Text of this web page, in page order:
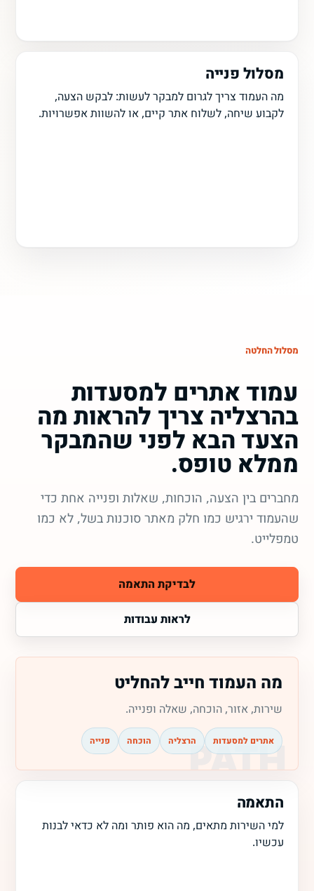
מסלול פנייה
מה העמוד צריך לגרום למבקר לעשות: לבקש הצעה,
לקבוע שיחה, לשלוח אתר קיים, או להשוות אפשרויות.
מסלול החלטה
עמוד אתרים למסעדות
בהרצליה צריך להראות מה
הצעד הבא לפני שהמבקר
ממלא טופס.
מחברים בין הצעה, הוכחות, שאלות ופנייה אחת כדי
שהעמוד ירגיש כמו חלק מאתר סוכנות בשל, לא כמו
טמפלייט.
לבדיקת התאמה
לראות עבודות
מה העמוד חייב להחליט
שירות, אזור, הוכחה, שאלה ופנייה.
אתרים למסעדות הרצליה הוכחה פנייה
התאמה
למי השירות מתאים, מה הוא פותר ומה לא כדאי לבנות
עכשיו.